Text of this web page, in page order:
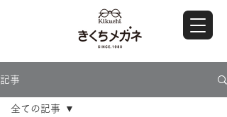
記事
全ての記事